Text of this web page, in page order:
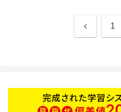
前 1